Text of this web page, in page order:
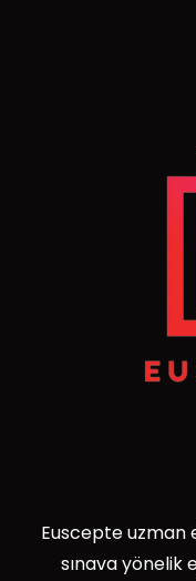
Euscepte uzman
sınava yönelik